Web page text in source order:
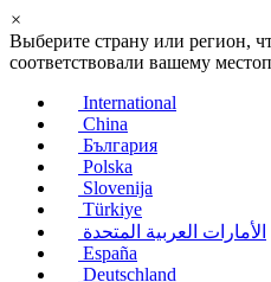
×
Выберите страну или регион,
соответствовали вашему
International
China
България
Polska
Slovenija
Türkiye
الأمارات العربية المتحدة
España
Deutschland